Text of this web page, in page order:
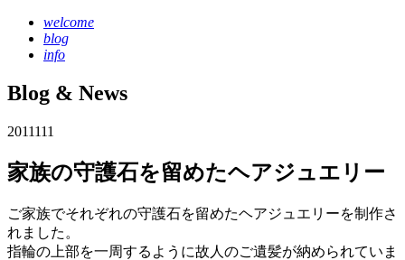
welcome
blog
info
Blog & News
2011111
家族の守護石を留めたヘアジュエリー
ご家族でそれぞれの守護石を留めたヘアジュエリーを制作さ
れました。
指輪の上部を一周するように故人のご遺髪が納められていま